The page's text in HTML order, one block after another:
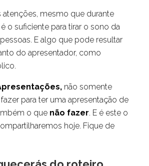
atenções, mesmo que durante
o suficiente para tirar o sono da
E algo que pode resultar
do apresentador, como
não somente
para ter uma apresentação de
o que não fazer. E é este o
hoje. Fique de